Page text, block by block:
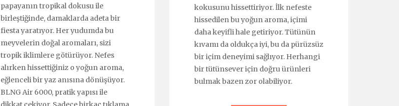
papayanın tropikal dokusu ile
birleştiğinde, damaklarda adeta bir
fiesta yaratıyor. Her yudumda bu
meyvelerin doğal aromaları, sizi
tropik iklimlere götürüyor. Nefes
alırken hissettiğiniz o yoğun aroma,
eğlenceli bir yaz anısına dönüşüyor.
BLNG Air 6000, pratik yapısı ile
kokusunu hissettiriyor. İlk nefeste
hissedilen bu yoğun aroma, içimi
daha keyifli hale getiriyor. Tütünün
kıvamı da oldukça iyi, bu da pürüzsüz
bir içim deneyimi sağlıyor. Herhangi
bir tütünsever için doğru ürünleri
bulmak bazen zor olabiliyor.